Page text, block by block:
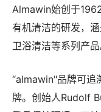
Almawin始创于
有机清洁的研发，
卫浴清洁等系列产品
“almawin"品牌可追
牌。创始人Rudolf